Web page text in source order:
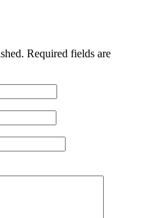
Required fields are